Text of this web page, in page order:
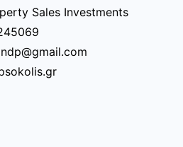
Sales Investments